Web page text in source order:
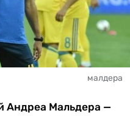
малдера
Андреа Мальдера —